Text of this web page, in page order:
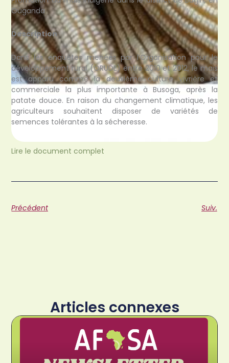
Ouganda
Description
Dans les enquêtes menées par l’Organisation pour le
développement rural (ORUDE) entre 2010 et 2012, le maïs
est apparu comme la deuxième culture vivrière et
commerciale la plus importante à Busoga, après la
patate douce. En raison du changement climatique, les
agriculteurs souhaitent disposer de variétés de
semences tolérantes à la sécheresse.
Lire le document complet
Précédent Suiv.
Articles connexes